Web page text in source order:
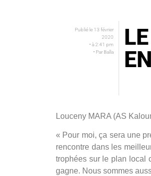
Publié le 13 février
2020
• à2:41 pm
• ParBalla
Louceny MARA (AS
« Pour moi, ça sera une
rencontre dans les
trophées sur le plan local
gagne. Nous sommes